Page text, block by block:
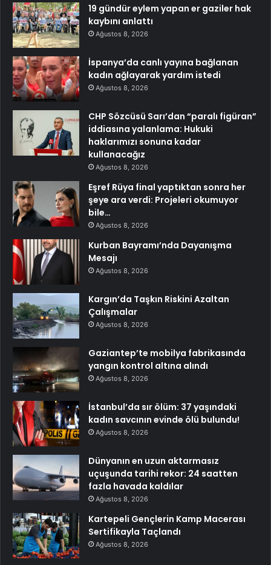
19 gündür eylem yapan er gaziler hak
kaybını anlattı
Ağustos 8, 2026
İspanya’da canlı yayına bağlanan
kadın ağlayarak yardım istedi
Ağustos 8, 2026
CHP Sözcüsü Sarı’dan “paralı figüran”
iddiasına yalanlama: Hukuki
haklarımızı sonuna kadar
kullanacağız
Ağustos 8, 2026
Eşref Rüya final yaptıktan sonra her
şeye ara verdi: Projeleri okumuyor
bile…
Ağustos 8, 2026
Kurban Bayramı’nda Dayanışma
Mesajı
Ağustos 8, 2026
Kargın’da Taşkın Riskini Azaltan
Çalışmalar
Ağustos 8, 2026
Gaziantep’te mobilya fabrikasında
yangın kontrol altına alındı
Ağustos 8, 2026
İstanbul’da sır ölüm: 37 yaşındaki
kadın savcının evinde ölü bulundu!
Ağustos 8, 2026
Dünyanın en uzun aktarmasız
uçuşunda tarihi rekor: 24 saatten
fazla havada kaldılar
Ağustos 8, 2026
Kartepeli Gençlerin Kamp Macerası
Sertifikayla Taçlandı
Ağustos 8, 2026